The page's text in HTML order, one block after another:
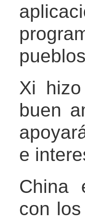
Xi
buen
e
China
con